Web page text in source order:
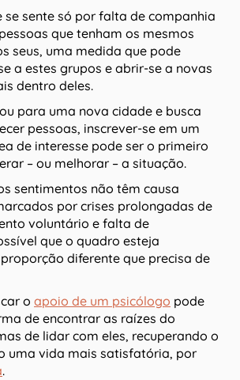
se sente só por falta de companhia
que tenham os mesmos
seus, uma medida que pode
a estes grupos e abrir-se a novas
dentro deles.
para uma nova cidade e busca
pessoas, inscrever-se em um
de interesse pode ser o primeiro
– ou melhorar – a situação.
sentimentos não têm causa
por crises prolongadas de
voluntário e falta de
que o quadro esteja
diferente que precisa de
o apoio de um psicólogo pode
de encontrar as raízes do
de lidar com eles, recuperando o
uma vida mais satisfatória, por
.